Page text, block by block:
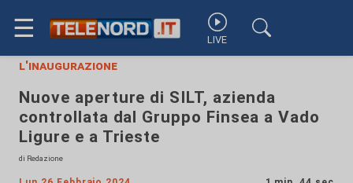
☰ LIVE
l'inaugurazione
Nuove aperture di SILT, azienda
controllata dal Gruppo Finsea a Vado
Ligure e a Trieste
di Redazione